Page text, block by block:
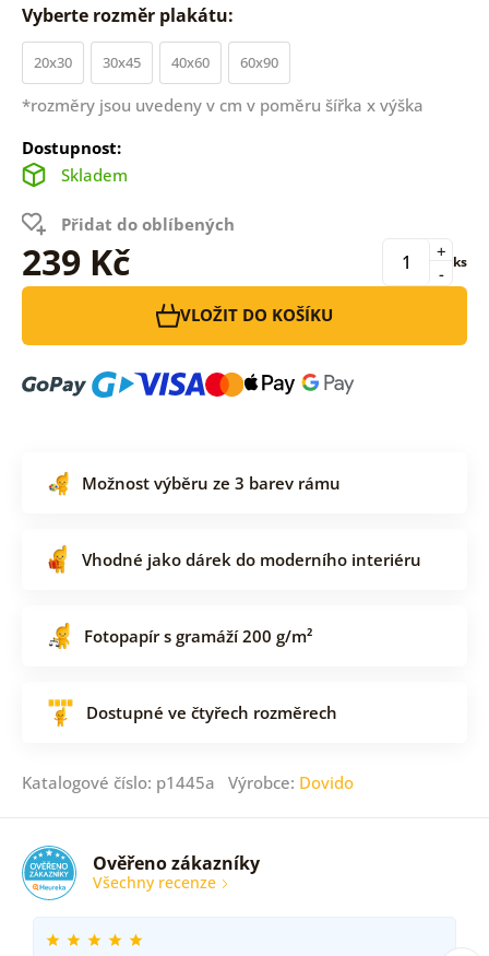
Vyberte rozměr plakátu:
20x30 30x45 40x60 60x90
*rozměry jsou uvedeny v cm v poměru šířka x výška
Dostupnost:
Skladem
Přidat do oblíbených
239 Kč -
+ ks
VLOŽIT DO KOŠÍKU
Možnost výběru ze 3 barev rámu
Vhodné jako dárek do moderního interiéru
Fotopapír s gramáží 200 g/m²
Dostupné ve čtyřech rozměrech
Katalogové číslo: p1445a Výrobce: Dovido
Ověřeno zákazníky
Všechny recenze